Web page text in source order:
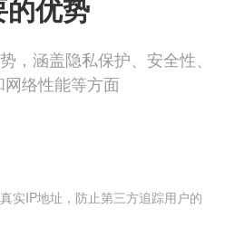
优势
，涵盖隐私保护、安全性、
络性能等方面
实IP地址，防止第三方追踪用户的